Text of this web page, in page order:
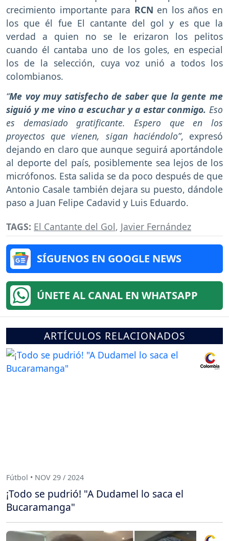
crecimiento importante para RCN en los años en
los que él fue El cantante del gol y es que la
verdad a quien no se le erizaron los pelitos
cuando él cantaba uno de los goles, en especial
los de la selección, cuya voz unió a todos los
colombianos.
“Me voy muy satisfecho de saber que la gente me
siguió y me vino a escuchar y a estar conmigo. Eso
es demasiado gratificante. Espero que en los
proyectos que vienen, sigan haciéndolo”, expresó
dejando en claro que aunque seguirá aportándole
al deporte del país, posiblemente sea lejos de los
micrófonos. Esta salida se da poco después de que
Antonio Casale también dejara su puesto, dándole
paso a Juan Felipe Cadavid y Luis Eduardo.
TAGS: El Cantante del Gol, Javier Fernández
SÍGUENOS EN GOOGLE NEWS
ÚNETE AL CANAL EN WHATSAPP
ARTÍCULOS RELACIONADOS
Fútbol • NOV 29 / 2024
¡Todo se pudrió! "A Dudamel lo saca el
Bucaramanga"